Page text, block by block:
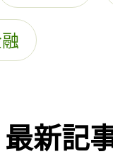
最新記